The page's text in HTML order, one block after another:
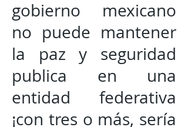
gobierno mexicano
no puede mantener
la paz y seguridad
publica en una
entidad federativa
¡con tres o más, sería